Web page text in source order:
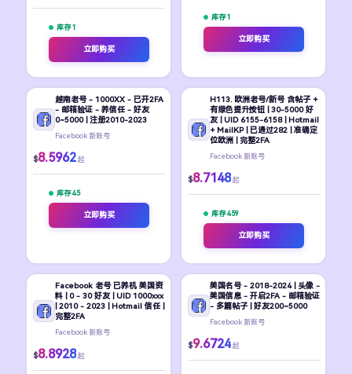
库存 1
立即购买
库存 1
立即购买
越南老号 - 1000XX - 已开2FA
- 邮箱验证 - 养信任 - 好友
0~5000 | 注册2010-2023
Facebook 新账号
$8.5962 起
库存 45
立即购买
H113. 欧洲老号/新号 含帖子 +
有绿色提升按钮 | 30-5000 好
友 | UID 6155-6158 | Hotmail
+ MailKP | 已通过282 | 准确定
位欧洲 | 完整2FA
Facebook 新账号
$8.7148 起
库存 459
立即购买
Facebook 老号 已养机 美国资
料 | 0 - 30 好友 | UID 1000xxx
| 2010 - 2023 | Hotmail 信任 |
完整2FA
Facebook 新账号
$8.8928 起
美国名号 - 2018-2024 | 头像 -
美国信息 - 开启2FA - 邮箱验证
- 多篇帖子 | 好友200~5000
Facebook 新账号
$9.6724 起